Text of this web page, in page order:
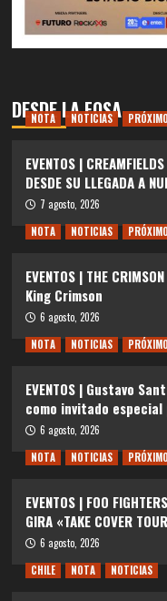
DESDE LA FOSA
NOTA NOTICIAS
EVENTOS |
DESDE SU LLEGADA A
7 agosto, 2026
NOTA
NOTICIAS
EVENTOS | THE
King Crimson
6 agosto, 2026
NOTA
NOTICIAS
EVENTOS | Gustavo
como invitado
6 agosto, 2026
NOTA
NOTICIAS
EVENTOS | FOO
GIRA «TAKE COVER
6 agosto, 2026
CHILE
NOTA NOTICIAS